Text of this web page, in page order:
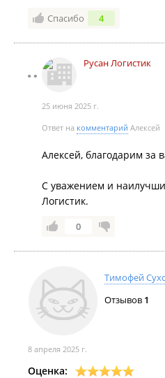
Спасибо 4
Русан Логистик
25 июня 2025 г.
Ответ на комментарий Алексей
Алексей, благодарим за
С уважением и
Логистик.
0
Тимофей
Отзывов 1
8 апреля 2025 г.
Оценка: